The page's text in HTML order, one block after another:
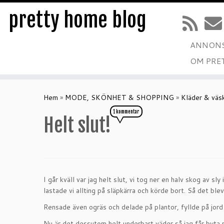
pretty home blog
OM
Hem » MODE, SKÖNHET & SHOPPING » Kläder &
Helt slut!
1 kommentar
I går kväll var jag helt slut, vi tog ner en halv skog av
lastade vi allting på släpkärra och körde bort. Så det
Rensade även ogräs och delade på plantor, fyllde på